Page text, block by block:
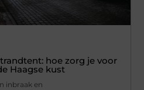
hoe zorg je voor
Haagse kust
inbraak en